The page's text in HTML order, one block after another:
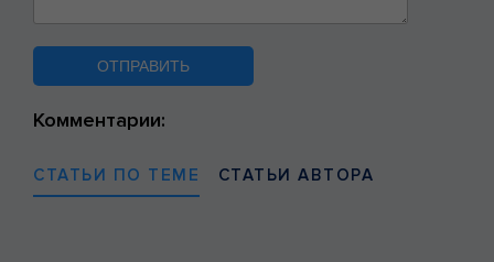
Комментарии:
СТАТЬИ ПО ТЕМЕ СТАТЬИ АВТОРА